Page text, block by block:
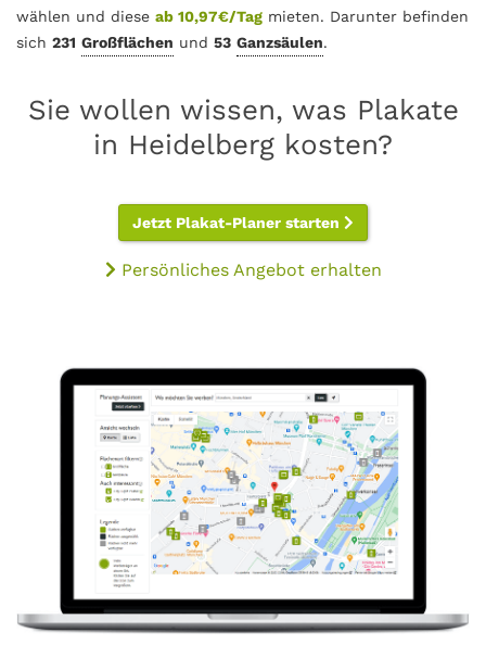
wählen und diese ab 10,97€/Tag mieten. Darunter befinden
sich 231 Großflächen und 53 Ganzsäulen.
Sie wollen wissen, was Plakate
in Heidelberg kosten?
Jetzt Plakat-Planer starten
Persönliches Angebot erhalten